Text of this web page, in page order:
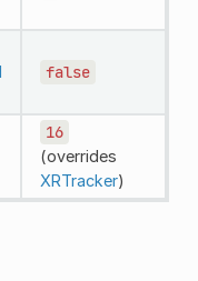
false
16
(overrides
XRTracker)